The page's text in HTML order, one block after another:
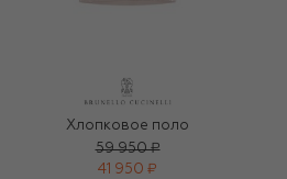
Хлопковое поло
59 950 ₽
41 950 ₽